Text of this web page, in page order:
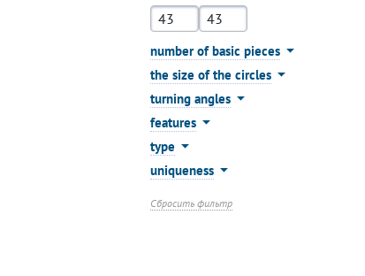
number of basic pieces
the size of the circles
turning angles
features
type
uniqueness
Сбросить фильтр